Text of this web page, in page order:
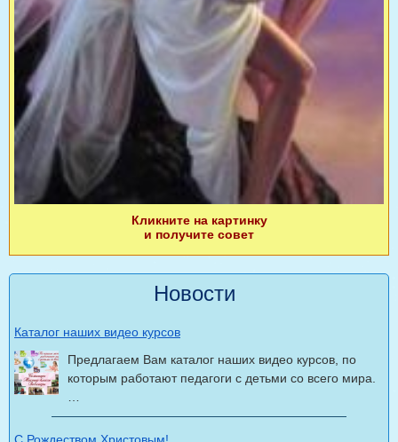
Кликните на картинку
и получите совет
Новости
Каталог наших видео курсов
Предлагаем Вам каталог наших видео курсов, по
которым работают педагоги с детьми со всего мира.
С Рождеством Христовым!